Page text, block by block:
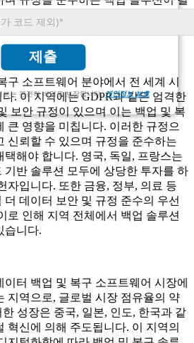
제출
보는 완전히 비밀로 보장됩니다.개인정보 보호
소프트웨어의 선두 시장으로 남아
구 소프트웨어 분야에서 전 세계 시
. 이 지역에는 GDPR과 같은 엄격한
보안 규정이 있으며 이는 백업 및 복
큰 영향을 미칩니다. 이러한 규정으
신뢰할 수 있으며 규정을 준수하는
해야 합니다. 영국, 독일, 프랑스는
기반 솔루션 모두에 상당한 투자를 하
자입니다. 또한 금융, 정부, 의료 등
데이터 보안 및 규정 준수의 우선
로 인해 지역 전체에서 백업 솔루션
습니다.
터 백업 및 복구 소프트웨어 시장에
지역으로, 글로벌 시장 점유율의 약
성장은 중국, 일본, 인도, 한국과 같
혁신에 의해 주도됩니다. 이 지역의